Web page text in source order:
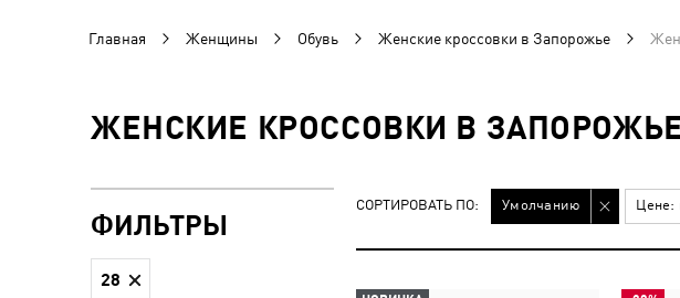
Главная Женщины Обувь Женские кроссовки в Запорожье
ЖЕНСКИЕ КРОССОВКИ В
СОРТИРОВАТЬ ПО: Умолчанию Цене:
ФИЛЬТРЫ
28